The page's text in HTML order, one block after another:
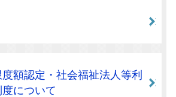
額認定・社会福祉法人等利
について